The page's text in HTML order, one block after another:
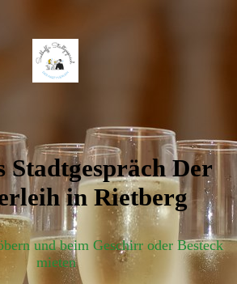
Stadtgespräch Der
in Rietberg
und beim Geschirr oder Besteck
mieten